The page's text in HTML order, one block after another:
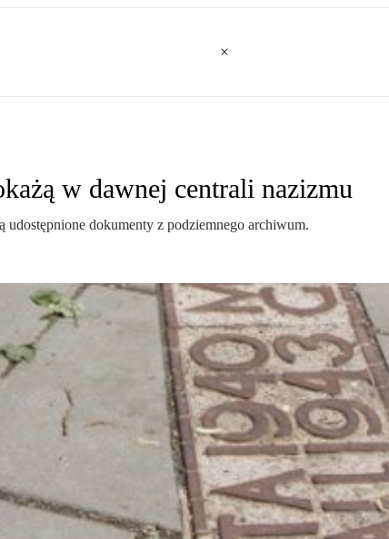
w dawnej centrali nazizmu
dokumenty z podziemnego archiwum.